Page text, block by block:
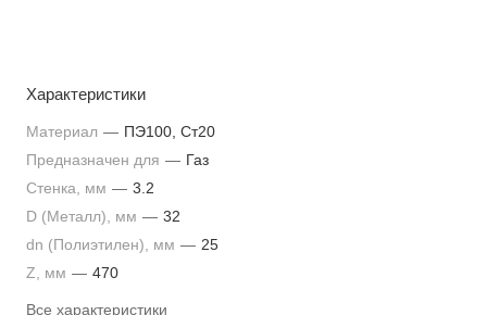
Характеристики
Материал — ПЭ100, Ст20
Предназначен для — Газ
Стенка, мм — 3.2
D (Металл), мм — 32
dn (Полиэтилен), мм — 25
Z, мм — 470
Все характеристики